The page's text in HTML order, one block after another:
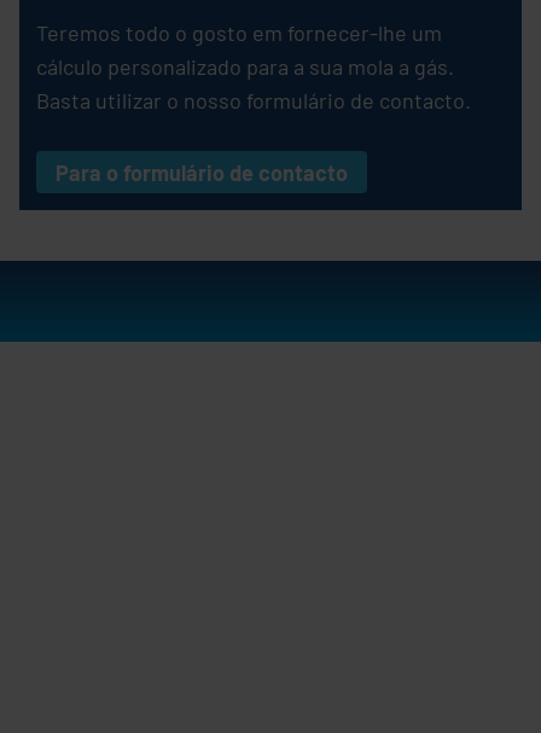
Teremos todo o gosto em fornecer-lhe um
cálculo personalizado para a sua mola a gás.
Basta utilizar o nosso formulário de contacto.
Para o formulário de contacto